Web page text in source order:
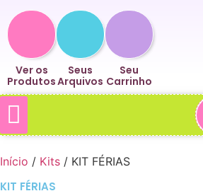
Ver os
Produtos
Seus
Arquivos
Seu
Carrinho
Início / Kits / KIT FÉRIAS
KIT FÉRIAS